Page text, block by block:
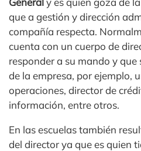
que a gestión y dirección
compañía respecta.
cuenta con un cuerpo de
responder a su mando y que
de la empresa, por ejemplo,
operaciones, director de
información, entre otros.
En las escuelas también
del director ya que es quien